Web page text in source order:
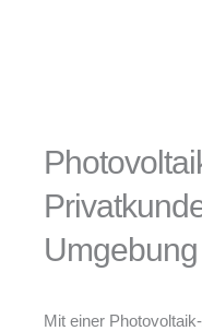
Umgebung
Mit einer